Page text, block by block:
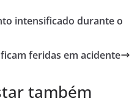
intensificado durante o
feridas em acidente
também